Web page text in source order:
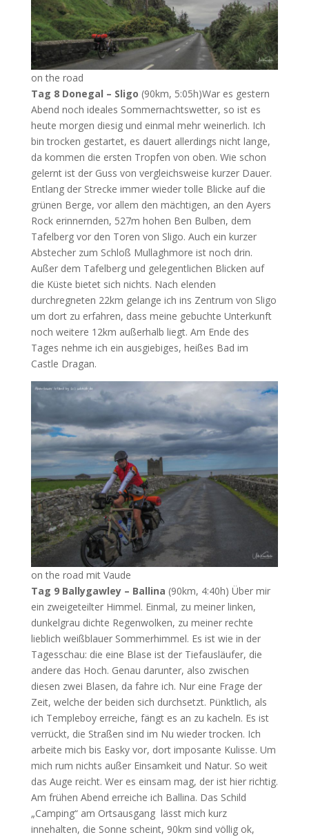
on the road
Tag 8 Donegal – Sligo (90km, 5:05h)War es gestern
Abend noch ideales Sommernachtswetter, so ist es
heute morgen diesig und einmal mehr weinerlich. Ich
bin trocken gestartet, es dauert allerdings nicht lange,
da kommen die ersten Tropfen von oben. Wie schon
gelernt ist der Guss von vergleichsweise kurzer Dauer.
Entlang der Strecke immer wieder tolle Blicke auf die
grünen Berge, vor allem den mächtigen, an den Ayers
Rock erinnernden, 527m hohen Ben Bulben, dem
Tafelberg vor den Toren von Sligo. Auch ein kurzer
Abstecher zum Schloß Mullaghmore ist noch drin.
Außer dem Tafelberg und gelegentlichen Blicken auf
die Küste bietet sich nichts. Nach elenden
durchregneten 22km gelange ich ins Zentrum von Sligo
um dort zu erfahren, dass meine gebuchte Unterkunft
noch weitere 12km außerhalb liegt. Am Ende des
Tages nehme ich ein ausgiebiges, heißes Bad im
Castle Dragan.
on the road mit Vaude
Tag 9 Ballygawley – Ballina (90km, 4:40h) Über mir
ein zweigeteilter Himmel. Einmal, zu meiner linken,
dunkelgrau dichte Regenwolken, zu meiner rechte
lieblich weißblauer Sommerhimmel. Es ist wie in der
Tagesschau: die eine Blase ist der Tiefausläufer, die
andere das Hoch. Genau darunter, also zwischen
diesen zwei Blasen, da fahre ich. Nur eine Frage der
Zeit, welche der beiden sich durchsetzt. Pünktlich, als
ich Templeboy erreiche, fängt es an zu kacheln. Es ist
verrückt, die Straßen sind im Nu wieder trocken. Ich
arbeite mich bis Easky vor, dort imposante Kulisse. Um
mich rum nichts außer Einsamkeit und Natur. So weit
das Auge reicht. Wer es einsam mag, der ist hier richtig.
Am frühen Abend erreiche ich Ballina. Das Schild
„Camping“ am Ortsausgang lässt mich kurz
innehalten, die Sonne scheint, 90km sind völlig ok,